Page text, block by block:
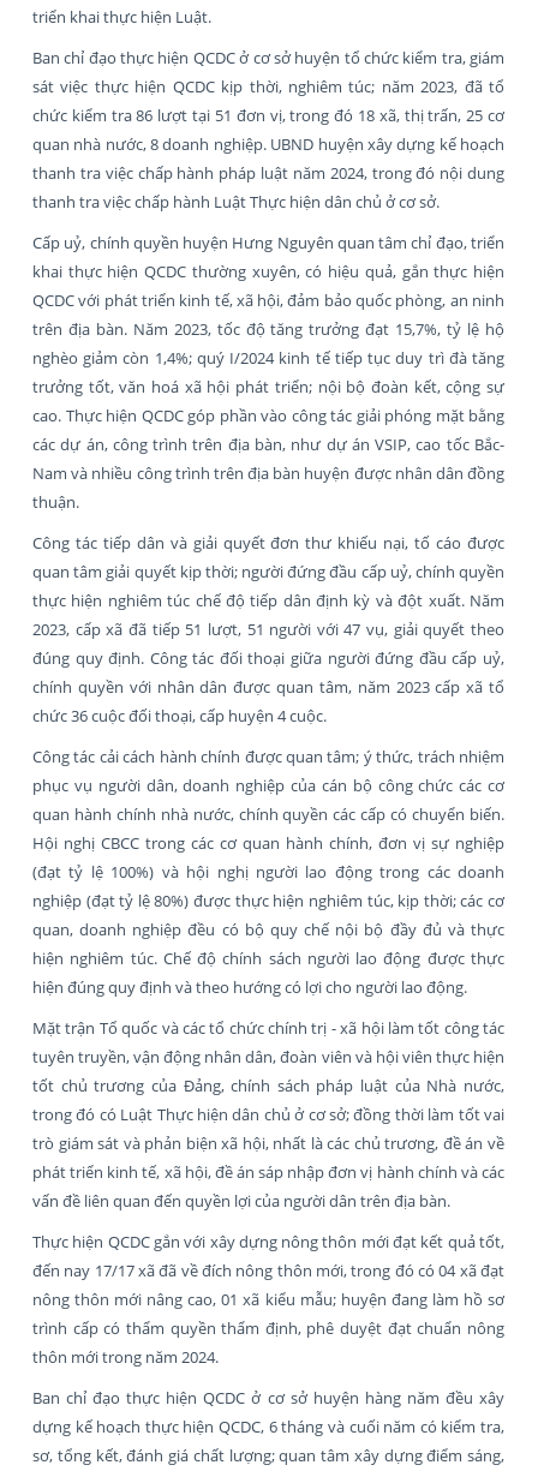
triển khai thực hiện Luật.
Ban chỉ đạo thực hiện QCDC ở cơ sở huyện tổ chức kiểm tra, giám
sát việc thực hiện QCDC kịp thời, nghiêm túc; năm 2023, đã tổ
chức kiểm tra 86 lượt tại 51 đơn vị, trong đó 18 xã, thị trấn, 25 cơ
quan nhà nước, 8 doanh nghiệp. UBND huyện xây dựng kế hoạch
thanh tra việc chấp hành pháp luật năm 2024, trong đó nội dung
thanh tra việc chấp hành Luật Thực hiện dân chủ ở cơ sở.
Cấp uỷ, chính quyền huyện Hưng Nguyên quan tâm chỉ đạo, triển
khai thực hiện QCDC thường xuyên, có hiệu quả, gắn thực hiện
QCDC với phát triển kinh tế, xã hội, đảm bảo quốc phòng, an ninh
trên địa bàn. Năm 2023, tốc độ tăng trưởng đạt 15,7%, tỷ lệ hộ
nghèo giảm còn 1,4%; quý I/2024 kinh tế tiếp tục duy trì đà tăng
trưởng tốt, văn hoá xã hội phát triển; nội bộ đoàn kết, cộng sự
cao. Thực hiện QCDC góp phần vào công tác giải phóng mặt bằng
các dự án, công trình trên địa bàn, như dự án VSIP, cao tốc Bắc-
Nam và nhiều công trình trên địa bàn huyện được nhân dân đồng
thuận.
Công tác tiếp dân và giải quyết đơn thư khiếu nại, tố cáo được
quan tâm giải quyết kịp thời; người đứng đầu cấp uỷ, chính quyền
thực hiện nghiêm túc chế độ tiếp dân định kỳ và đột xuất. Năm
2023, cấp xã đã tiếp 51 lượt, 51 người với 47 vụ, giải quyết theo
đúng quy định. Công tác đối thoại giữa người đứng đầu cấp uỷ,
chính quyền với nhân dân được quan tâm, năm 2023 cấp xã tổ
chức 36 cuộc đối thoại, cấp huyện 4 cuộc.
Công tác cải cách hành chính được quan tâm; ý thức, trách nhiệm
phục vụ người dân, doanh nghiệp của cán bộ công chức các cơ
quan hành chính nhà nước, chính quyền các cấp có chuyển biến.
Hội nghị CBCC trong các cơ quan hành chính, đơn vị sự nghiệp
(đạt tỷ lệ 100%) và hội nghị người lao động trong các doanh
nghiệp (đạt tỷ lệ 80%) được thực hiện nghiêm túc, kịp thời; các cơ
quan, doanh nghiệp đều có bộ quy chế nội bộ đầy đủ và thực
hiện nghiêm túc. Chế độ chính sách người lao động được thực
hiện đúng quy định và theo hướng có lợi cho người lao động.
Mặt trận Tổ quốc và các tổ chức chính trị - xã hội làm tốt công tác
tuyên truyền, vận động nhân dân, đoàn viên và hội viên thực hiện
tốt chủ trương của Đảng, chính sách pháp luật của Nhà nước,
trong đó có Luật Thực hiện dân chủ ở cơ sở; đồng thời làm tốt vai
trò giám sát và phản biện xã hội, nhất là các chủ trương, đề án về
phát triển kinh tế, xã hội, đề án sáp nhập đơn vị hành chính và các
vấn đề liên quan đến quyền lợi của người dân trên địa bàn.
Thực hiện QCDC gắn với xây dựng nông thôn mới đạt kết quả tốt,
đến nay 17/17 xã đã về đích nông thôn mới, trong đó có 04 xã đạt
nông thôn mới nâng cao, 01 xã kiểu mẫu; huyện đang làm hồ sơ
trình cấp có thẩm quyền thẩm định, phê duyệt đạt chuẩn nông
thôn mới trong năm 2024.
Ban chỉ đạo thực hiện QCDC ở cơ sở huyện hàng năm đều xây
dựng kế hoạch thực hiện QCDC, 6 tháng và cuối năm có kiểm tra,
sơ, tổng kết, đánh giá chất lượng; quan tâm xây dựng điểm sáng,